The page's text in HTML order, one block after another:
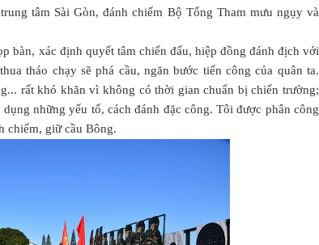
tâm Sài Gòn, đánh chiếm Bộ Tổng Tham mưu ngụy và
bàn, xác định quyết tâm chiến đấu, hiệp đồng đánh địch với
tháo chạy sẽ phá cầu, ngăn bước tiến công của quân ta.
rất khó khăn vì không có thời gian chuẩn bị chiến trường;
những yếu tố, cách đánh đặc công. Tôi được phân công
chiếm, giữ cầu Bông.